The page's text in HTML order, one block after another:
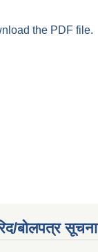
the PDF file.
बोलपत्र सूचना